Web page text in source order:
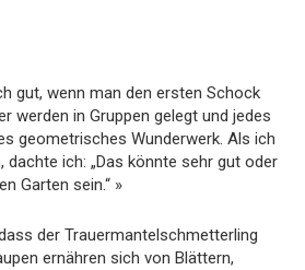
gut, wenn man den ersten Schock
werden in Gruppen gelegt und jedes
geometrisches Wunderwerk. Als ich
ich: „Das könnte sehr gut oder
Garten sein.“ »
der Trauermantelschmetterling
ernähren sich von Blättern,